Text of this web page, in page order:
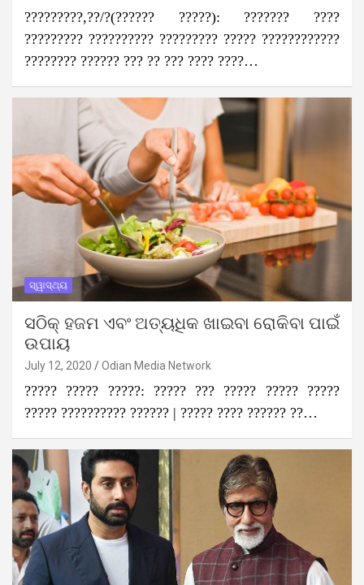
?????????,??/?(?????? ?????): ??????? ????
????????? ?????????? ????????? ????? ????????????
???????? ?????? ??? ?? ??? ???? ????…
ସ୍ୱାସ୍ଥ୍ୟ
ସଠିକ୍ ହଜମ ଏବଂ ଅତ୍ୟଧିକ ଖାଇବା ରୋକିବା ପାଇଁ
ଉପାୟ
July 12, 2020 Odian Media Network
????? ????? ?????: ????? ??? ????? ????? ?????
????? ?????????? ?????? | ????? ???? ?????? ??…